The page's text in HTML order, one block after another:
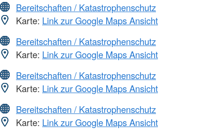
Bereitschaften / Katastrophenschutz
Karte: Link zur Google Maps Ansicht
Bereitschaften / Katastrophenschutz
Karte: Link zur Google Maps Ansicht
Bereitschaften / Katastrophenschutz
Karte: Link zur Google Maps Ansicht
Bereitschaften / Katastrophenschutz
Karte: Link zur Google Maps Ansicht